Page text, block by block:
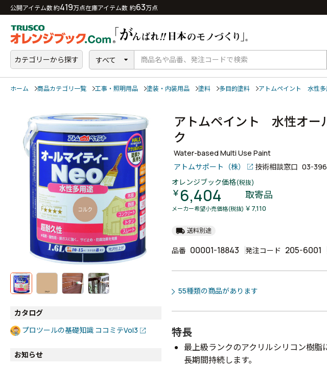
公開アイテム数 約419万点在庫アイテム数 約63万点
カテゴリーから探す すべて
ホーム 商品カテゴリ一覧 工事・照明用品 塗装・内装用品 塗料 多目的塗料 アトムペイント 水性多
カタログ
プロツールの基礎知識 ココミテVol3
お知らせ
アトムペイント 水性オ
ク
Water-based Multi Use Paint
アトムサポート（株）
技術相談窓口 03-
オレンジブック価格(税抜)
￥ 6,404 取寄品
メーカー希望小売価格(税抜) ￥7,110
local_shipping 送料別途
品番 00001-18843 発注コード 205-6001
55種類の商品があります
特長
最上級ランクのアクリルシリコン樹
長期間持続します。